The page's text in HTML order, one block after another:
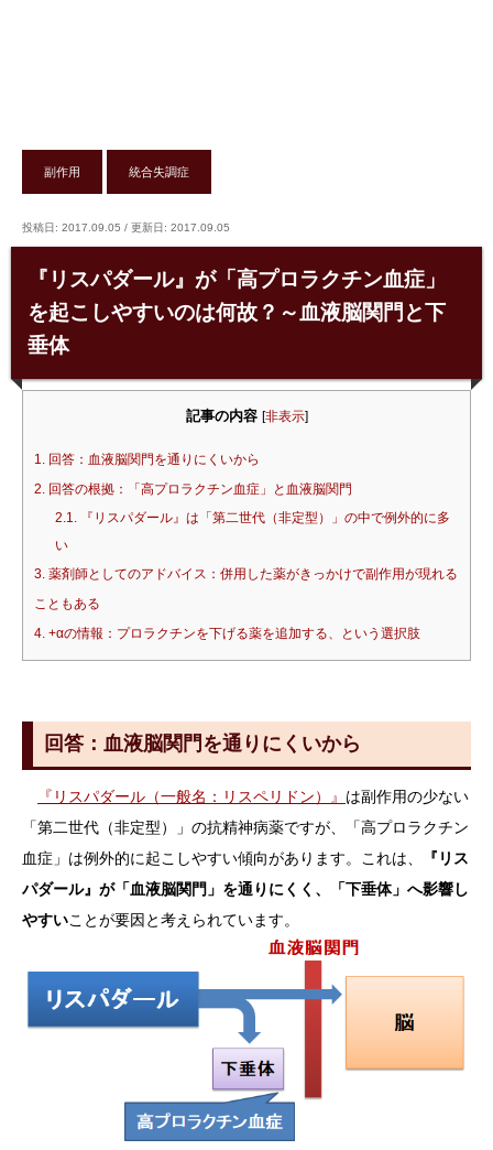
副作用 統合失調症
投稿日: 2017.09.05 / 更新日: 2017.09.05
『リスパダール』が「高プロラクチン血症」
を起こしやすいのは何故？～血液脳関門と下
垂体
記事の内容 [非表示]
1. 回答：血液脳関門を通りにくいから
2. 回答の根拠：「高プロラクチン血症」と血液脳関門
2.1. 『リスパダール』は「第二世代（非定型）」の中で例外的に多
い
3. 薬剤師としてのアドバイス：併用した薬がきっかけで副作用が現れる
こともある
4. +αの情報：プロラクチンを下げる薬を追加する、という選択肢
回答：血液脳関門を通りにくいから
『リスパダール（一般名：リスペリドン）』 は副作用の少ない
「第二世代（非定型）」の抗精神病薬ですが、「高プロラクチン
血症」は例外的に起こしやすい傾向があります。これは、
『リス
パダール』が「血液脳関門」を通りにくく、「下垂体」へ影響し
やすいことが要因と考えられています。